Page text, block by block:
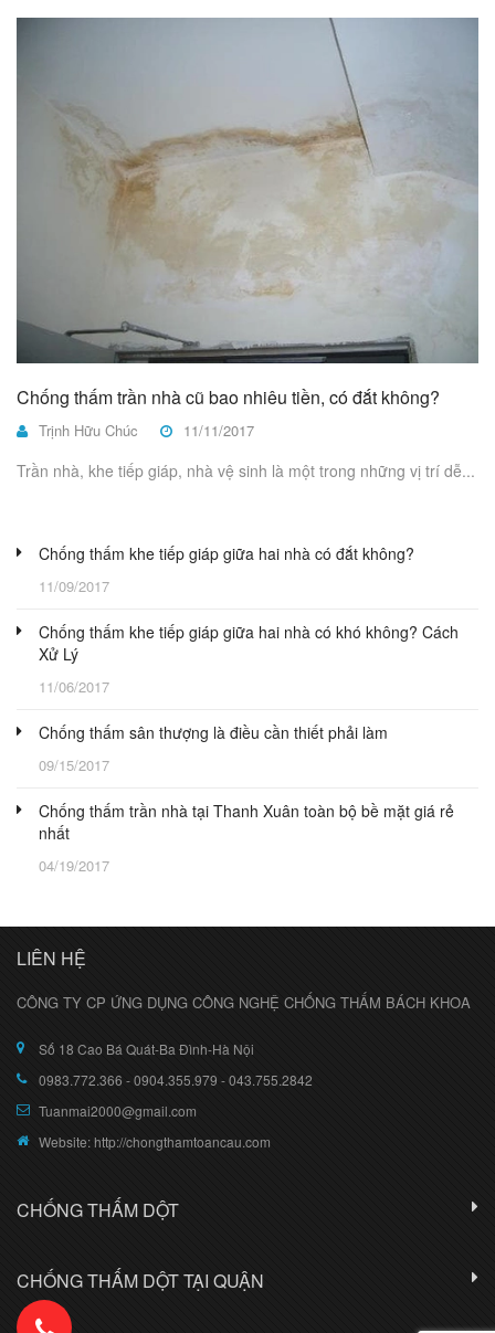
Chống thấm trần nhà cũ bao nhiêu tiền, có đắt không?
Trịnh Hữu Chúc 11/11/2017
Trần nhà, khe tiếp giáp, nhà vệ sinh là một trong những vị trí dễ...
Chống thấm khe tiếp giáp giữa hai nhà có đắt không?
11/09/2017
Chống thấm khe tiếp giáp giữa hai nhà có khó không? Cách
Xử Lý
11/06/2017
Chống thấm sân thượng là điều cần thiết phải làm
09/15/2017
Chống thấm trần nhà tại Thanh Xuân toàn bộ bề mặt giá rẻ
nhất
04/19/2017
LIÊN HỆ
CÔNG TY CP ỨNG DỤNG CÔNG NGHỆ CHỐNG THẤM BÁCH KHOA
Số 18 Cao Bá Quát-Ba Đình-Hà Nội
0983.772.366 - 0904.355.979 - 043.755.2842
Tuanmai2000@gmail.com
Website: http://chongthamtoancau.com
CHỐNG THẤM DỘT
CHỐNG THẤM DỘT TẠI QUẬN